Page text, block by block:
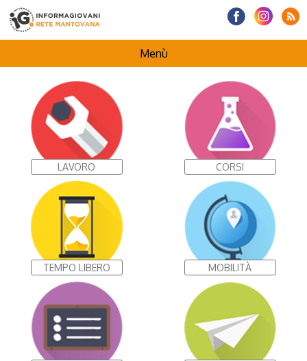
Menù
CENTRI INFORMAGIOVANI
LAVORO CORSI
TEMPO LIBERO MOBILITÀ